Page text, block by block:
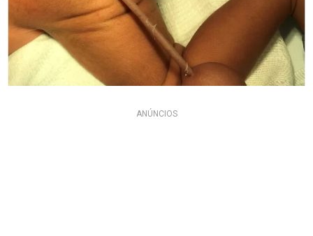
ANÚNCIOS